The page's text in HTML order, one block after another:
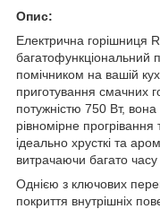
Опис:
Електрична горішниця
багатофункціональний
помічником на вашій
приготування смачних
потужністю 750 Вт,
рівномірне
ідеально хрусткі та
витрачаючи багато часу
Однією з ключових
покриття внутрішніх